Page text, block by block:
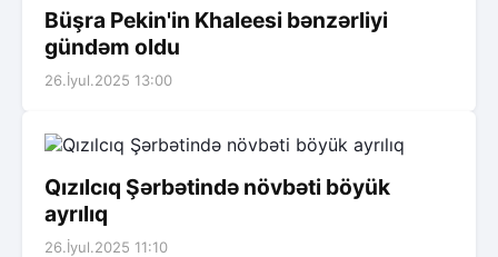
Büşra Pekin'in Khaleesi bənzərliyi
gündəm oldu
26.İyul.2025 13:00
Qızılcıq Şərbətində növbəti böyük
ayrılıq
26.İyul.2025 11:10